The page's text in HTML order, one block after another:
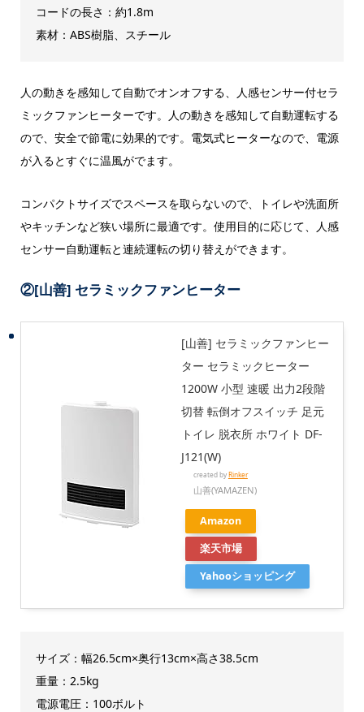
コードの長さ：約1.8m
素材：ABS樹脂、スチール
人の動きを感知して自動でオンオフする、人感センサー付セラ
ミックファンヒーターです。人の動きを感知して自動運転する
ので、安全で節電に効果的です。電気式ヒーターなので、電源
が入るとすぐに温風がでます。
コンパクトサイズでスペースを取らないので、トイレや洗面所
やキッチンなど狭い場所に最適です。使用目的に応じて、人感
センサー自動運転と連続運転の切り替えができます。
②[山善] セラミックファンヒーター
[山善] セラミックファンヒー
ター セラミックヒーター
1200W 小型 速暖 出力2段階
切替 転倒オフスイッチ 足元
トイレ 脱衣所 ホワイト DF-
J121(W)
created byRinker
山善(YAMAZEN)
Amazon
楽天市場
Yahooショッピング
サイズ：幅26.5cm×奥行13cm×高さ38.5cm
重量：2.5kg
電源電圧：100ボルト